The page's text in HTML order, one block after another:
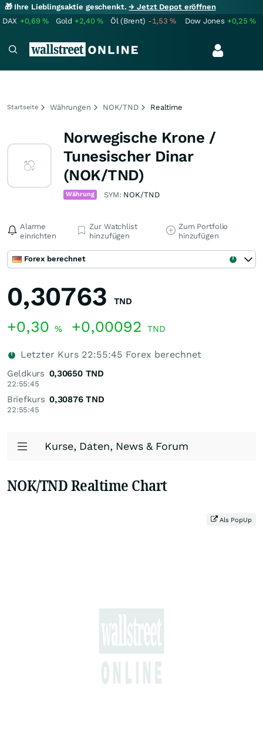
🎁 Ihre Lieblingsaktie geschenkt.→ Jetzt Depot eröffnen
DAX +0,69% Gold +2,40% Öl (Brent) -1,53% Dow Jones +0,25%
Startseite Währungen NOK/TND Realtime
Norwegische Krone /
Tunesischer Dinar
(NOK/TND)
Währung SYM: NOK/TND
Alarme
einrichten
Zur Watchlist
hinzufügen
Zum Portfolio
hinzufügen
Forex berechnet
0,30763 TND
+0,30 % +0,00092 TND
Letzter Kurs 22:55:45 Forex berechnet
Geldkurs
22:55:45
0,30650 TND
Briefkurs
22:55:45
0,30876 TND
Kurse, Daten, News & Forum
NOK/TND Realtime Chart
Als PopUp